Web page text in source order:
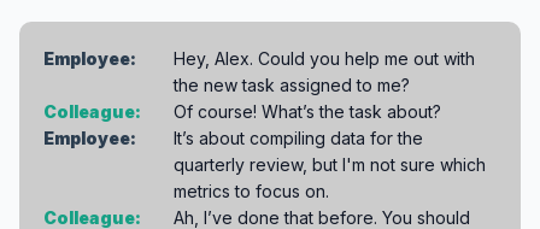
Employee:
Hey, Alex. Could you help me out with
the new task assigned to me?
Colleague:
Of course! What’s the task about?
Employee:
It’s about compiling data for the
quarterly review, but I'm not sure which
metrics to focus on.
Colleague:
Ah, I’ve done that before. You should